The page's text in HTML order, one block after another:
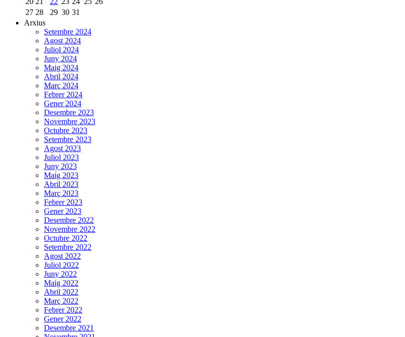
27 28 29 30 31
Arxius
Setembre 2024
Agost 2024
Juliol 2024
Juny 2024
Maig 2024
Abril 2024
Març 2024
Febrer 2024
Gener 2024
Desembre 2023
Novembre 2023
Octubre 2023
Setembre 2023
Agost 2023
Juliol 2023
Juny 2023
Maig 2023
Abril 2023
Març 2023
Febrer 2023
Gener 2023
Desembre 2022
Novembre 2022
Octubre 2022
Setembre 2022
Agost 2022
Juliol 2022
Juny 2022
Maig 2022
Abril 2022
Març 2022
Febrer 2022
Gener 2022
Desembre 2021